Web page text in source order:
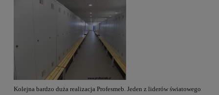
Kolejna bardzo duża realizacja Profesmeb. Jeden z liderów światowego